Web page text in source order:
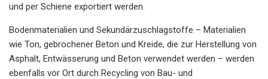
und per Schiene exportiert werden.
Bodenmaterialien und Sekundärzuschlagstoffe – Materialien
wie Ton, gebrochener Beton und Kreide, die zur Herstellung von
Asphalt, Entwässerung und Beton verwendet werden – werden
ebenfalls vor Ort durch Recycling von Bau- und